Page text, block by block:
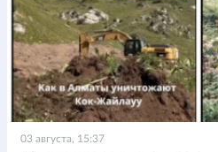
03 августа, 15:37